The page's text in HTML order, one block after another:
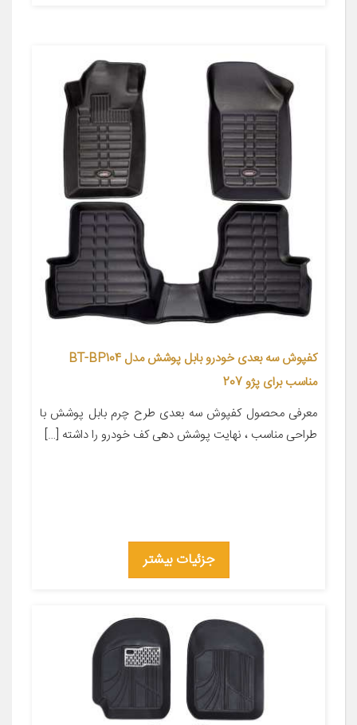
کفپوش سه بعدی خودرو بابل پوشش مدل BT-BP104
مناسب برای پژو 207
معرفی محصول کفپوش سه بعدی طرح چرم بابل پوشش با
طراحی مناسب ، نهایت پوشش دهی کف خودرو را داشته […]
جزئیات بیشتر